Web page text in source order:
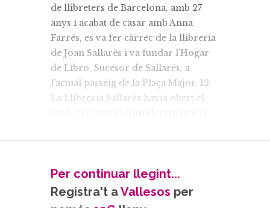
de llibreters de Barcelona, amb 27
anys i acabat de casar amb Anna
Farrés, es va fer càrrec de la llibreria
de Joan Sallarès i va fundar l’Hogar
de Libro, Sucesor de Sallarés, a
l’actual passeig de la Plaça Major, 12.
La Llibreria Sallarès havia obert el
ha fet cent anys.
1967, Miquel Fàbregues va llogar la
Casa Teresona –projectada l’any 1912
per l’arquitecte Josep Renom per
Per continuar llegint...
Registra't aVallesos per